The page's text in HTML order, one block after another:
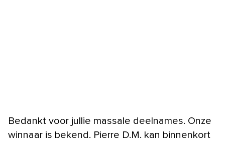
Bedankt voor jullie massale deelnames. Onze
winnaar is bekend. Pierre D.M. kan binnenkort